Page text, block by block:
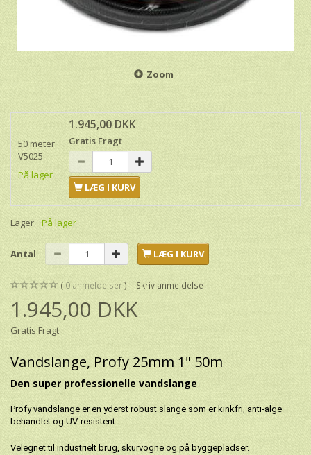
Zoom
50 meter
V5025
På lager
1.945,00 DKK
Gratis Fragt
LÆG I KURV
Lager: På lager
Antal LÆG I KURV
0 anmeldelser Skriv anmeldelse
1.945,00 DKK
Gratis Fragt
Vandslange, Profy 25mm 1" 50m
Den super professionelle vandslange
Profy vandslange er en yderst robust slange som er kinkfri, anti-alge
behandlet og UV-resistent.
Velegnet til industrielt brug, skurvogne og på byggepladser.